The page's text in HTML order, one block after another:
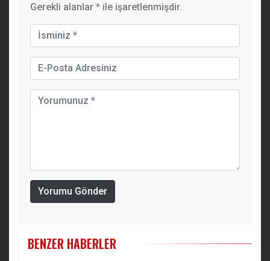
Gerekli alanlar * ile işaretlenmişdir.
Yorumu Gönder
BENZER HABERLER